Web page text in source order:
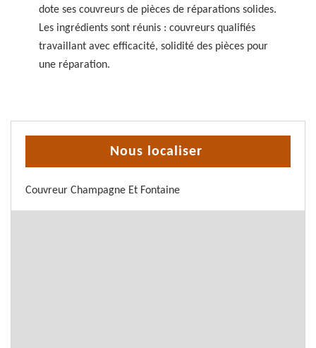
dote ses couvreurs de pièces de réparations solides.
Les ingrédients sont réunis : couvreurs qualifiés
travaillant avec efficacité, solidité des pièces pour
une réparation.
Nous localiser
Couvreur Champagne Et Fontaine